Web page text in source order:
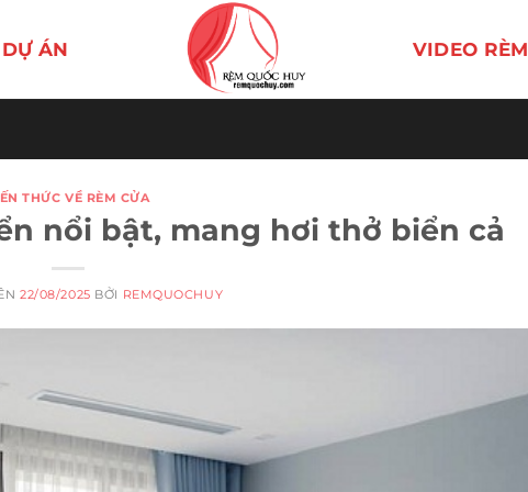
DỰ ÁN VIDEO RÈM
THỨC VỀ RÈM CỬA
nổi bật, mang hơi thở biển cả
22/08/2025 BỞI REMQUOCHUY